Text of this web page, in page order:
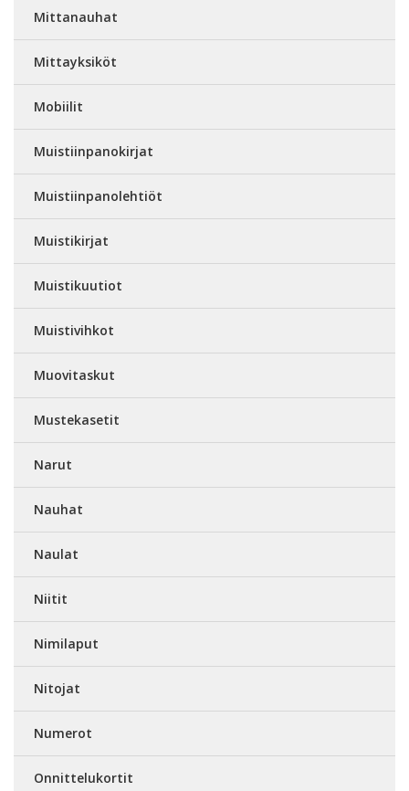
Mittanauhat
Mittayksiköt
Mobiilit
Muistiinpanokirjat
Muistiinpanolehtiöt
Muistikirjat
Muistikuutiot
Muistivihkot
Muovitaskut
Mustekasetit
Narut
Nauhat
Naulat
Niitit
Nimilaput
Nitojat
Numerot
Onnittelukortit